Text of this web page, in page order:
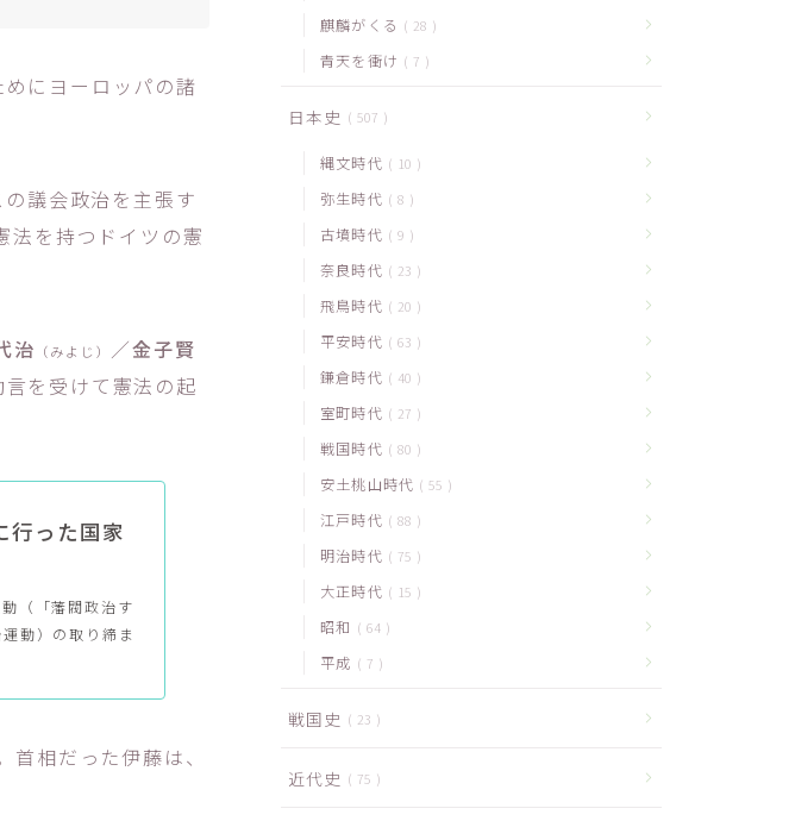
にヨーロッパの諸
議会政治を主張す
法を持つドイツの憲
治 （みよじ） ／金子賢
を受けて憲法の起
行った国家
（「藩閥政治す
動）の取り締ま
首相だった伊藤は、
麒麟がくる 28
青天を衝け 7
日本史 507
縄文時代 10
弥生時代 8
古墳時代 9
奈良時代 23
飛鳥時代 20
平安時代 63
鎌倉時代 40
室町時代 27
戦国時代 80
安土桃山時代 55
江戸時代 88
明治時代 75
大正時代 15
昭和 64
平成 7
戦国史 23
近代史 75